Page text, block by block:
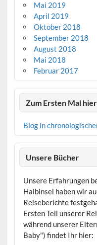
Mai 2019
April 2019
Oktober 2018
September 2018
August 2018
Mai 2018
Februar 2017
Zum Ersten Mal
Blog in
Unsere Bücher
Unsere Erfahrungen
Halbinsel haben wir
Reiseberichte
Ersten Teil unserer
während unserer
Baby") findet Ihr hier: